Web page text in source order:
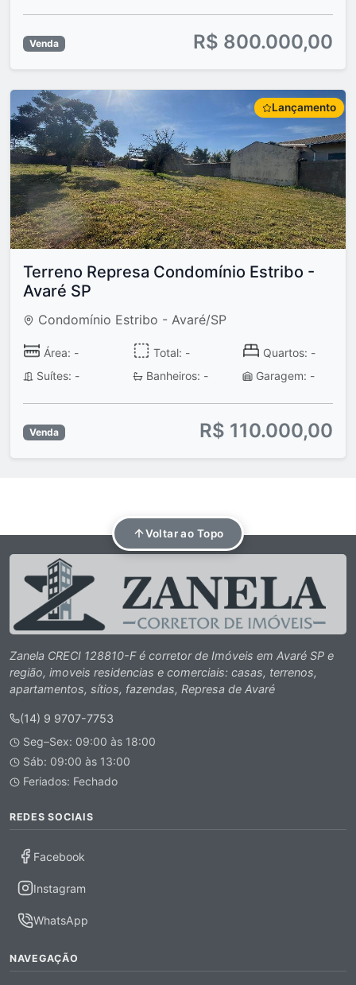
Venda R$ 800.000,00
Lançamento
Terreno Represa Condomínio Estribo -
Avaré SP
Condomínio Estribo - Avaré/SP
Área: - Total: -
Quartos: -
Suítes: -
Banheiros: - Garagem: -
Venda R$ 110.000,00
Voltar ao Topo
Zanela CRECI 128810-F é corretor de Imóveis em Avaré SP e
região, imoveis residencias e comerciais: casas, terrenos,
apartamentos, sítios, fazendas, Represa de Avaré
(14) 9 9707-7753
Seg–Sex: 09:00 às 18:00
Sáb: 09:00 às 13:00
Feriados: Fechado
REDES SOCIAIS
Facebook
Instagram
WhatsApp
NAVEGAÇÃO